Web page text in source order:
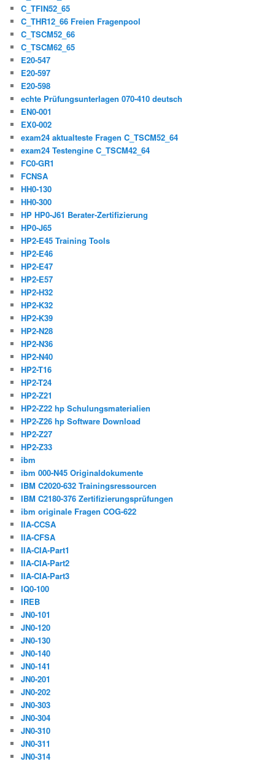
C_TFIN52_65
C_THR12_66 Freien Fragenpool
C_TSCM52_66
C_TSCM62_65
E20-547
E20-597
E20-598
echte Prüfungsunterlagen 070-410 deutsch
EN0-001
EX0-002
exam24 aktualteste Fragen C_TSCM52_64
exam24 Testengine C_TSCM42_64
FC0-GR1
FCNSA
HH0-130
HH0-300
HP HP0-J61 Berater-Zertifizierung
HP0-J65
HP2-E45 Training Tools
HP2-E46
HP2-E47
HP2-E57
HP2-H32
HP2-K32
HP2-K39
HP2-N28
HP2-N36
HP2-N40
HP2-T16
HP2-T24
HP2-Z21
HP2-Z22 hp Schulungsmaterialien
HP2-Z26 hp Software Download
HP2-Z27
HP2-Z33
ibm
ibm 000-N45 Originaldokumente
IBM C2020-632 Trainingsressourcen
IBM C2180-376 Zertifizierungsprüfungen
ibm originale Fragen COG-622
IIA-CCSA
IIA-CFSA
IIA-CIA-Part1
IIA-CIA-Part2
IIA-CIA-Part3
IQ0-100
IREB
JN0-101
JN0-120
JN0-130
JN0-140
JN0-141
JN0-201
JN0-202
JN0-303
JN0-304
JN0-310
JN0-311
JN0-314